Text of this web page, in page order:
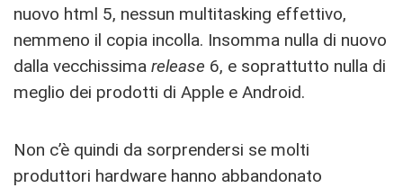
nuovo html 5, nessun multitasking effettivo,
nemmeno il copia incolla. Insomma nulla di nuovo
dalla vecchissima release 6, e soprattutto nulla di
meglio dei prodotti di Apple e Android.
Non c’è quindi da sorprendersi se molti
produttori hardware hanno abbandonato